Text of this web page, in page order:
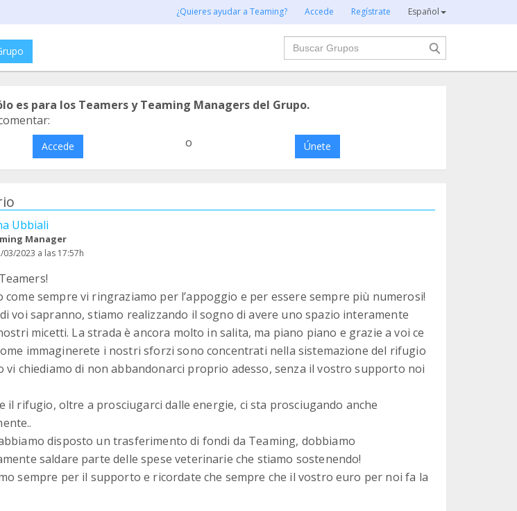
¿Quieres ayudar a Teaming? Accede Regístrate Español
Buscar
es para los Teamers y Teaming Managers del Grupo.
Accede o Únete
Ubbiali
Manager
03/2023 a las 17:57h
sempre vi ringraziamo per l’appoggio e per essere sempre più numerosi!
voi sapranno, stiamo realizzando il sogno di avere uno spazio interamente
micetti. La strada è ancora molto in salita, ma piano piano e grazie a voi ce
immaginerete i nostri sforzi sono concentrati nella sistemazione del rifugio
vi chiediamo di non abbandonarci proprio adesso, senza il vostro supporto noi
il rifugio, oltre a prosciugarci dalle energie, ci sta prosciugando anche
disposto un trasferimento di fondi da Teaming, dobbiamo
saldare parte delle spese veterinarie che stiamo sostenendo!
sempre per il supporto e ricordate che sempre che il vostro euro per noi fa la